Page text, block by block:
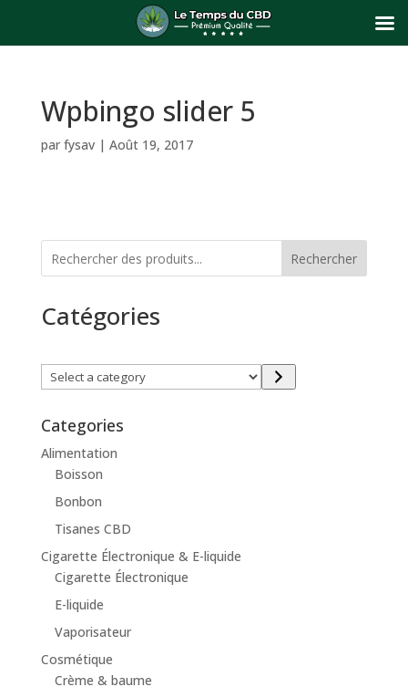
Wpbingo slider 5
par fysav| Août 19, 2017
Rechercher
Catégories
Select
a
category
Categories
Alimentation
Boisson
Bonbon
Tisanes CBD
Cigarette Électronique & E-liquide
Cigarette Électronique
E-liquide
Vaporisateur
Cosmétique
Crème & baume